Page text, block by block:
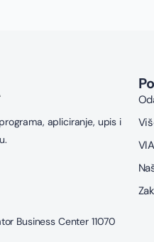
apliciranje, upis i
Business Center 11070